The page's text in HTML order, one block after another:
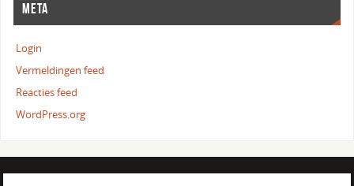
META
Login
Vermeldingen feed
Reacties feed
WordPress.org